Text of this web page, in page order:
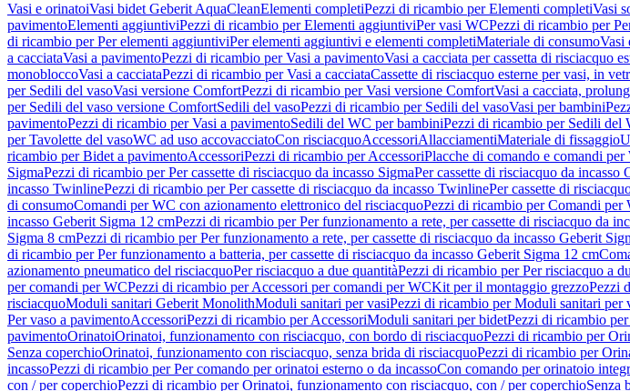
Vasi e orinatoiVasi bidet Geberit AquaCleanElementi completiPezzi di ricambio per Elementi completiVasi
pavimentoElementi aggiuntiviPezzi di ricambio per Elementi aggiuntiviPer vasi WCPezzi di ricambio per
di ricambio per Per elementi aggiuntiviPer elementi aggiuntivi e elementi completiMateriale di consumoVasi
a cacciataVasi a pavimentoPezzi di ricambio per Vasi a pavimentoVasi a cacciata per cassetta di risciacquo
monobloccoVasi a cacciataPezzi di ricambio per Vasi a cacciataCassette di risciacquo esterne per vasi, in
per Sedili del vasoVasi versione ComfortPezzi di ricambio per Vasi versione ComfortVasi a cacciata,
per Sedili del vaso versione ComfortSedili del vasoPezzi di ricambio per Sedili del vasoVasi per bambini
pavimentoPezzi di ricambio per Vasi a pavimentoSedili del WC per bambiniPezzi di ricambio per Sedili del
per Tavolette del vasoWC ad uso accovacciatoCon risciacquoAccessoriAllacciamentiMateriale di fissaggio
ricambio per Bidet a pavimentoAccessoriPezzi di ricambio per AccessoriPlacche di comando e comandi per
SigmaPezzi di ricambio per Per cassette di risciacquo da incasso SigmaPer cassette di risciacquo da incasso
incasso TwinlinePezzi di ricambio per Per cassette di risciacquo da incasso TwinlinePer cassette di
di consumoComandi per WC con azionamento elettronico del risciacquoPezzi di ricambio per Comandi per
incasso Geberit Sigma 12 cmPezzi di ricambio per Per funzionamento a rete, per cassette di risciacquo da
Sigma 8 cmPezzi di ricambio per Per funzionamento a rete, per cassette di risciacquo da incasso Geberit
di ricambio per Per funzionamento a batteria, per cassette di risciacquo da incasso Geberit Sigma 12 cm
azionamento pneumatico del risciacquoPer risciacquo a due quantitàPezzi di ricambio per Per risciacquo a
per comandi per WCPezzi di ricambio per Accessori per comandi per WCKit per il montaggio grezzoPezzi
risciacquoModuli sanitari Geberit MonolithModuli sanitari per vasiPezzi di ricambio per Moduli sanitari per
Per vaso a pavimentoAccessoriPezzi di ricambio per AccessoriModuli sanitari per bidetPezzi di ricambio
pavimentoOrinatoiOrinatoi, funzionamento con risciacquo, con bordo di risciacquoPezzi di ricambio per
Senza coperchioOrinatoi, funzionamento con risciacquo, senza brida di risciacquoPezzi di ricambio per
incassoPezzi di ricambio per Per comando per orinatoi esterno o da incassoCon comando per orinatoio
con / per coperchioPezzi di ricambio per Orinatoi, funzionamento con risciacquo, con / per coperchioSenza